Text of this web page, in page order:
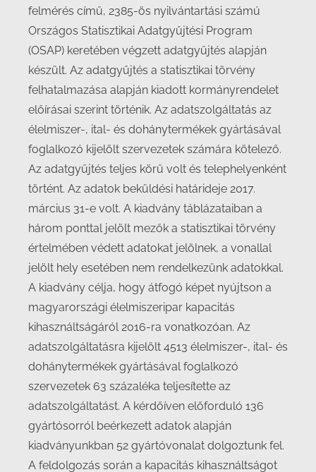
felmérés című, 2385-ös nyilvántartási számú
Országos Statisztikai Adatgyűjtési Program
(OSAP) keretében végzett adatgyűjtés alapján
készült. Az adatgyűjtés a statisztikai törvény
felhatalmazása alapján kiadott kormányrendelet
előírásai szerint történik. Az adatszolgáltatás az
élelmiszer-, ital- és dohánytermékek gyártásával
foglalkozó kijelölt szervezetek számára kötelező.
Az adatgyűjtés teljes körű volt és telephelyenként
történt. Az adatok beküldési határideje 2017.
március 31-e volt. A kiadvány táblázataiban a
három ponttal jelölt mezők a statisztikai törvény
értelmében védett adatokat jelölnek, a vonallal
jelölt hely esetében nem rendelkezünk adatokkal.
A kiadvány célja, hogy átfogó képet nyújtson a
magyarországi élelmiszeripar kapacitás
kihasználtságáról 2016-ra vonatkozóan. Az
adatszolgáltatásra kijelölt 4513 élelmiszer-, ital- és
dohánytermékek gyártásával foglalkozó
szervezetek 63 százaléka teljesítette az
adatszolgáltatást. A kérdőíven előforduló 136
gyártósorról beérkezett adatok alapján
kiadványunkban 52 gyártóvonalat dolgoztunk fel.
A feldolgozás során a kapacitás kihasználtságot